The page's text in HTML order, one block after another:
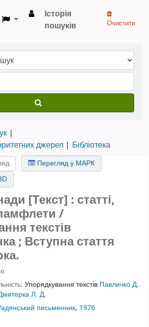
› Електронний каталог
Історія
пошуків
Очистити
джерел
Бібліотека
Перегляд у МАРК
[Текст] : статті,
/
текстів
; Вступна стаття
Упорядкування текстів Павличко Д.
Л. Д.
письменник, 1976